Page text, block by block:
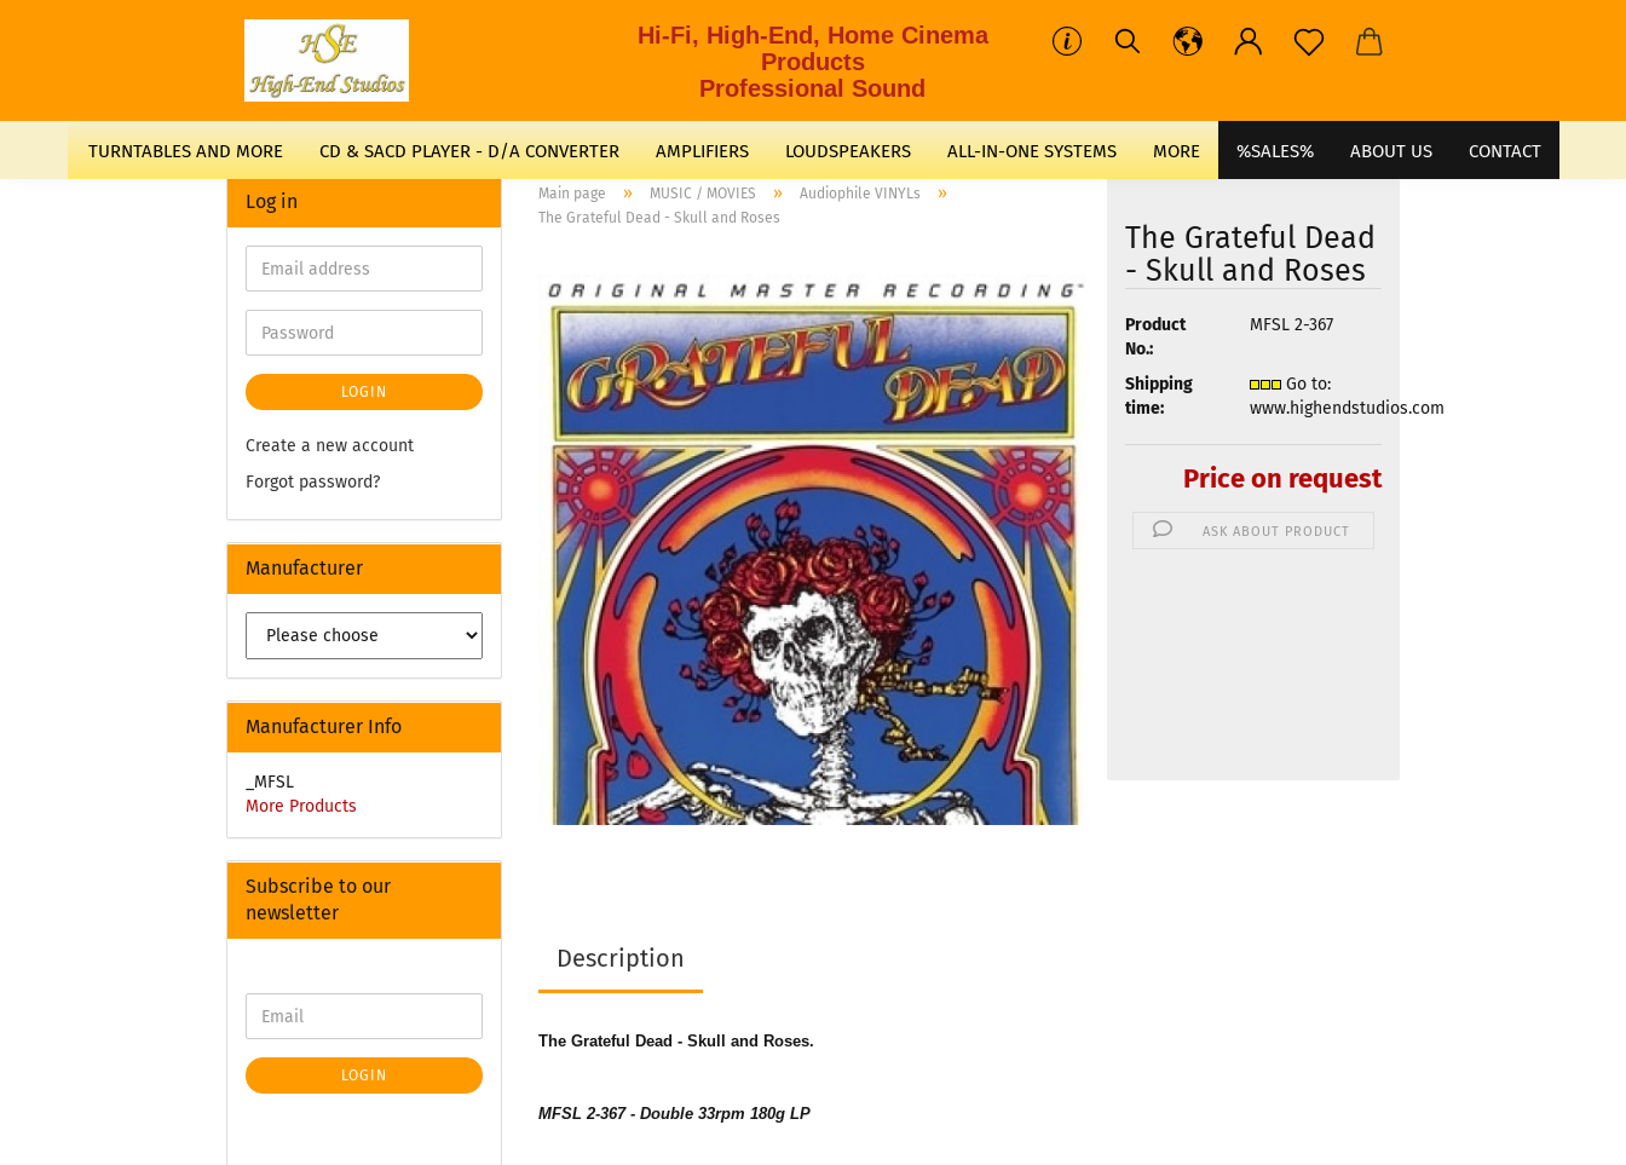
Hi-Fi, High-End, Home Cinema
Products
Professional Sound
TURNTABLES AND MORE CD & SACD PLAYER - D/A CONVERTER AMPLIFIERS LOUDSPEAKERS ALL-IN-ONE SYSTEMS %SALES% ABOUT US CONTACT
MORE
Main page » MUSIC / MOVIES » Audiophile VINYLs »
The Grateful Dead - Skull and Roses
The Grateful Dead
- Skull and Roses
Product
No.:
MFSL 2-367
Shipping
time:
Go to:
www.highendstudios.com
Price on request
ASK ABOUT PRODUCT
Description
The Grateful Dead - Skull and Roses.
MFSL 2-367 - Double 33rpm 180g LP
Log in
LOGIN
Create a new account
Forgot password?
Manufacturer
Manufacturer Info
_MFSL
More Products
Subscribe to our
newsletter
LOGIN